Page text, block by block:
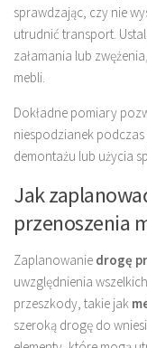
sprawdzając, czy nie
utrudnić transport.
załamania lub
mebli.
Dokładne pomiary
niespodzianek
demontażu lub użycia
Jak
przenoszenia
Zaplanowanie drogę
uwzględnienia
przeszkody, takie jak
szeroką drogę do